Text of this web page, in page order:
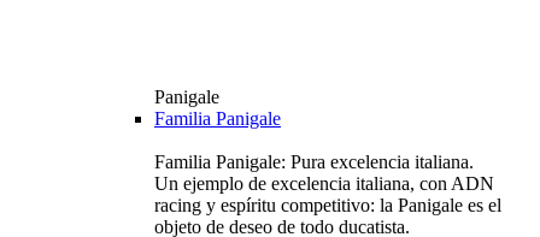
Panigale
Familia Panigale
Familia Panigale: Pura excelencia italiana.
Un ejemplo de excelencia italiana, con ADN
racing y espíritu competitivo: la Panigale es el
objeto de deseo de todo ducatista.